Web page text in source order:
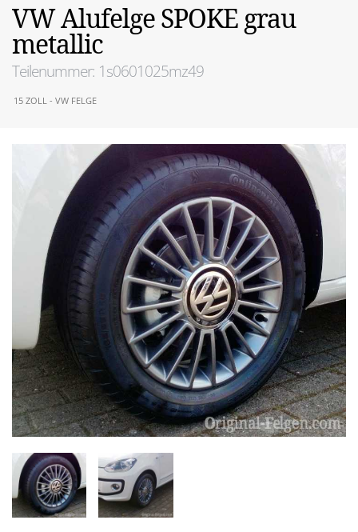
VW Alufelge SPOKE grau
metallic
Teilenummer: 1s0601025mz49
15 ZOLL - VW FELGE